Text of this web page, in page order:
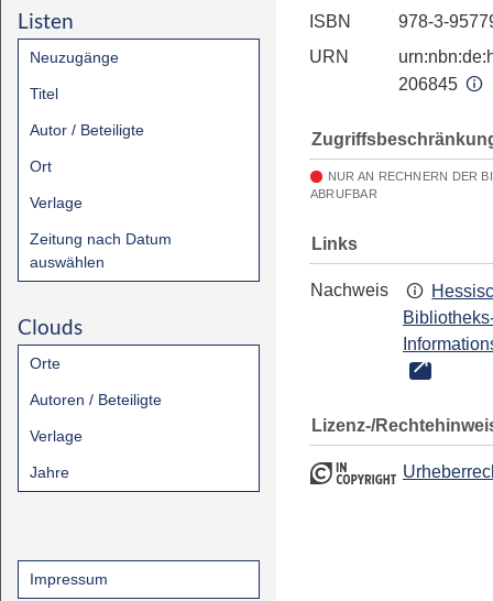
Listen
Neuzugänge
Titel
Autor / Beteiligte
Ort
Verlage
Zeitung nach Datum
auswählen
Clouds
Orte
Autoren / Beteiligte
Verlage
Jahre
Impressum
ISBN
978-3-
URN
206845
NUR AN RECHNERN DER
ABRUFBAR
Links
Nachweis
Lizenz-/